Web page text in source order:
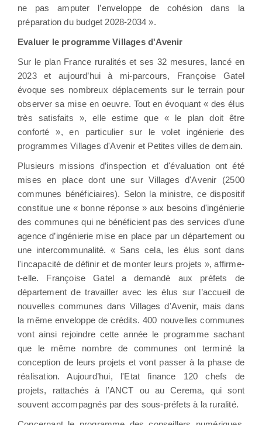
ne pas amputer l’enveloppe de cohésion dans la
préparation du budget 2028-2034 ».
Evaluer le programme Villages d'Avenir
Sur le plan France ruralités et ses 32 mesures, lancé en
2023 et aujourd’hui à mi-parcours, Françoise Gatel
évoque ses nombreux déplacements sur le terrain pour
observer sa mise en oeuvre. Tout en évoquant « des élus
très satisfaits », elle estime que « le plan doit être
conforté », en particulier sur le volet ingénierie des
programmes Villages d'Avenir et Petites villes de demain.
Plusieurs missions d’inspection et d'évaluation ont été
mises en place dont une sur Villages d'Avenir (2500
communes bénéficiaires). Selon la ministre, ce dispositif
constitue une « bonne réponse » aux besoins d'ingénierie
des communes qui ne bénéficient pas des services d’une
agence d’ingénierie mise en place par un département ou
une intercommunalité. « Sans cela, les élus sont dans
l'incapacité de définir et de monter leurs projets », affirme-
t-elle. Françoise Gatel a demandé aux préfets de
département de travailler avec les élus sur l’accueil de
nouvelles communes dans Villages d'Avenir, mais dans
la même enveloppe de crédits. 400 nouvelles communes
vont ainsi rejoindre cette année le programme sachant
que le même nombre de communes ont terminé la
conception de leurs projets et vont passer à la phase de
réalisation. Aujourd’hui, l'Etat finance 120 chefs de
projets, rattachés à l’ANCT ou au Cerema, qui sont
souvent accompagnés par des sous-préfets à la ruralité.